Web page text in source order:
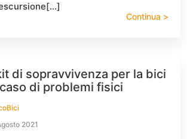
Continua >
di sopravvivenza per la bici
di problemi fisici
2021